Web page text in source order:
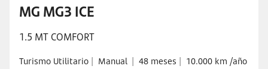
MG MG3 ICE
1.5 MT COMFORT
Turismo Utilitario | Manual | 48 meses | 10.000 km /año